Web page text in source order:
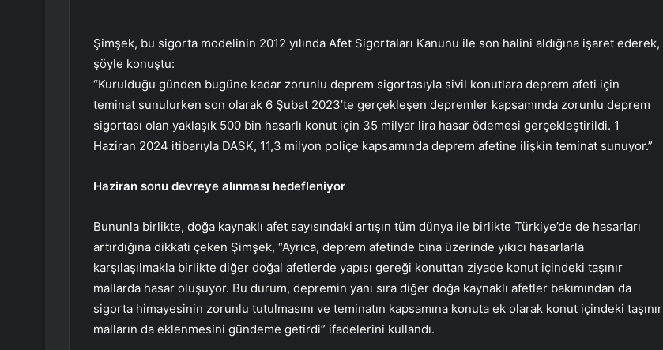
Şimşek, bu sigorta modelinin 2012 yılında Afet Sigortaları Kanunu ile son halini aldığına işaret ederek,
şöyle konuştu:
“Kurulduğu günden bugüne kadar zorunlu deprem sigortasıyla sivil konutlara deprem afeti için
teminat sunulurken son olarak 6 Şubat 2023’te gerçekleşen depremler kapsamında zorunlu deprem
sigortası olan yaklaşık 500 bin hasarlı konut için 35 milyar lira hasar ödemesi gerçekleştirildi. 1
Haziran 2024 itibarıyla DASK, 11,3 milyon poliçe kapsamında deprem afetine ilişkin teminat sunuyor.”
Haziran sonu devreye alınması hedefleniyor
Bununla birlikte, doğa kaynaklı afet sayısındaki artışın tüm dünya ile birlikte Türkiye’de de hasarları
artırdığına dikkati çeken Şimşek, “Ayrıca, deprem afetinde bina üzerinde yıkıcı hasarlarla
karşılaşılmakla birlikte diğer doğal afetlerde yapısı gereği konuttan ziyade konut içindeki taşınır
mallarda hasar oluşuyor. Bu durum, depremin yanı sıra diğer doğa kaynaklı afetler bakımından da
sigorta himayesinin zorunlu tutulmasını ve teminatın kapsamına konuta ek olarak konut içindeki taşınır
malların da eklenmesini gündeme getirdi” ifadelerini kullandı.